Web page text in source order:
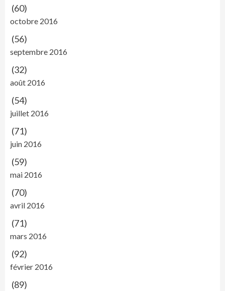
(60)
octobre 2016
(56)
septembre 2016
(32)
août 2016
(54)
juillet 2016
(71)
juin 2016
(59)
mai 2016
(70)
avril 2016
(71)
mars 2016
(92)
février 2016
(89)